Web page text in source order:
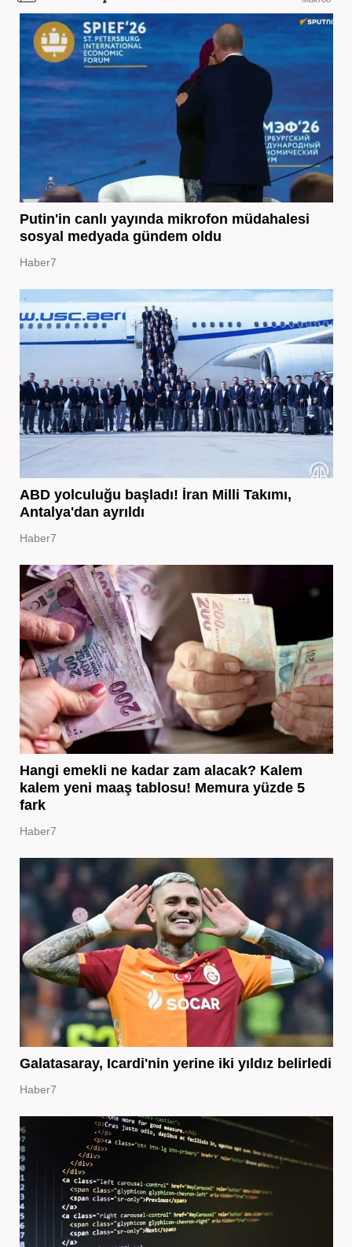
Putin'in canlı yayında mikrofon müdahalesi
sosyal medyada gündem oldu
Haber7
ABD yolculuğu başladı! İran Milli Takımı,
Antalya'dan ayrıldı
Haber7
Hangi emekli ne kadar zam alacak? Kalem
kalem yeni maaş tablosu! Memura yüzde 5
fark
Haber7
Galatasaray, Icardi'nin yerine iki yıldız belirledi
Haber7